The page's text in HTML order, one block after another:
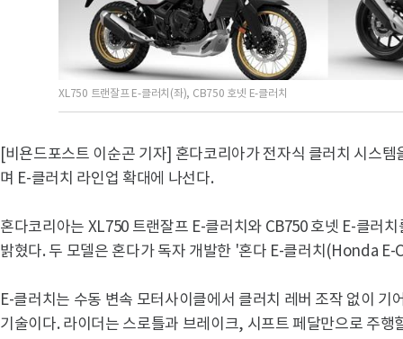
XL750 트랜잘프 E-클러치(좌), CB750 호넷 E-클러치
[비욘드포스트 이순곤 기자] 혼다코리아가 전자식 클러치 시스
며 E-클러치 라인업 확대에 나선다.
혼다코리아는 XL750 트랜잘프 E-클러치와 CB750 호넷 E-클러
밝혔다. 두 모델은 혼다가 독자 개발한 '혼다 E-클러치(Honda
E-클러치는 수동 변속 모터사이클에서 클러치 레버 조작 없이 기
기술이다. 라이더는 스로틀과 브레이크, 시프트 페달만으로 주행